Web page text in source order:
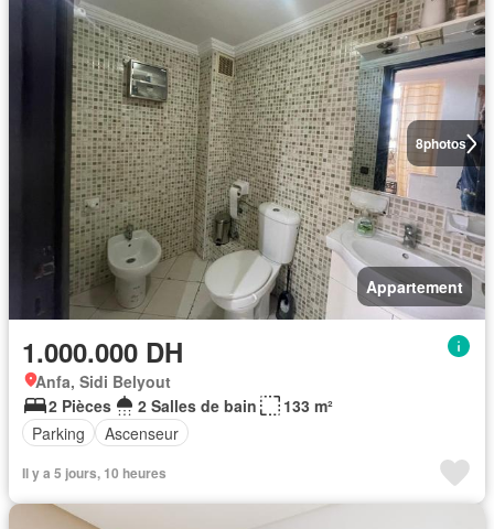
8photos
Appartement
1.000.000 DH
Anfa, Sidi Belyout
2 Pièces
2 Salles de bain
133 m²
Parking
Ascenseur
Il y a 5 jours, 10 heures